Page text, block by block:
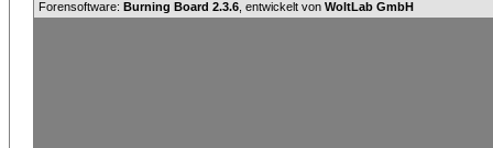
Forensoftware: Burning Board 2.3.6 , entwickelt von WoltLab GmbH